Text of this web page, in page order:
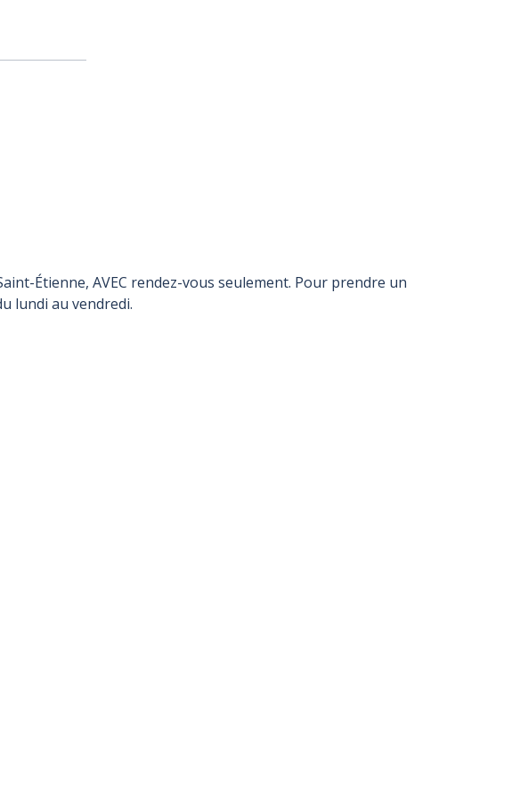
Étienne, AVEC rendez-vous seulement. Pour prendre un
lundi au vendredi.